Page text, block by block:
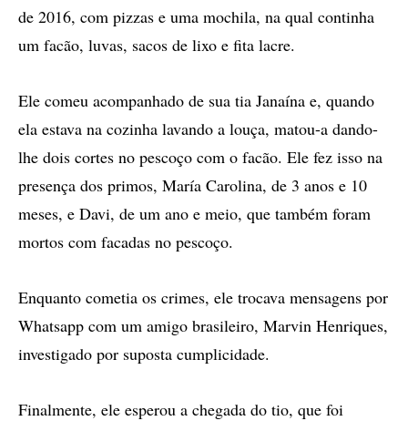
de 2016, com pizzas e uma mochila, na qual continha
um facão, luvas, sacos de lixo e fita lacre.
Ele comeu acompanhado de sua tia Janaína e, quando
ela estava na cozinha lavando a louça, matou-a dando-
lhe dois cortes no pescoço com o facão. Ele fez isso na
presença dos primos, María Carolina, de 3 anos e 10
meses, e Davi, de um ano e meio, que também foram
mortos com facadas no pescoço.
Enquanto cometia os crimes, ele trocava mensagens por
Whatsapp com um amigo brasileiro, Marvin Henriques,
investigado por suposta cumplicidade.
Finalmente, ele esperou a chegada do tio, que foi